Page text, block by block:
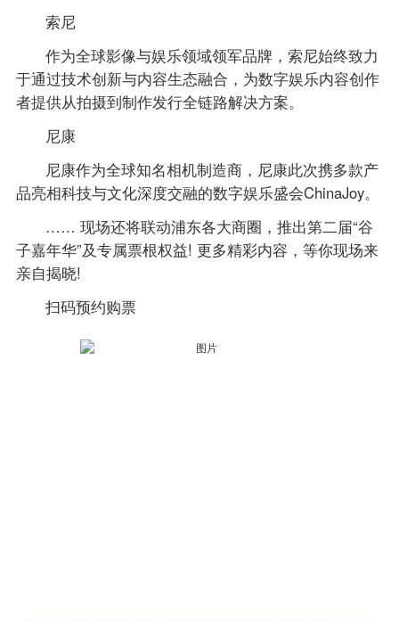
索尼
作为全球影像与娱乐领域领军品牌，索尼始终致力
于通过技术创新与内容生态融合，为数字娱乐内容创作
者提供从拍摄到制作发行全链路解决方案。
尼康
尼康作为全球知名相机制造商，尼康此次携多款产
品亮相科技与文化深度交融的数字娱乐盛会ChinaJoy。
…… 现场还将联动浦东各大商圈，推出第二届“谷
子嘉年华”及专属票根权益! 更多精彩内容，等你现场来
亲自揭晓!
扫码预约购票